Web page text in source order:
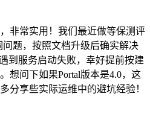
非常实用！我们最近做等保测评
题，按照文档升级后确实解决
到服务启动失败，幸好提前按建
想问下如果Portal版本是4.0，这
分享些实际运维中的避坑经验！